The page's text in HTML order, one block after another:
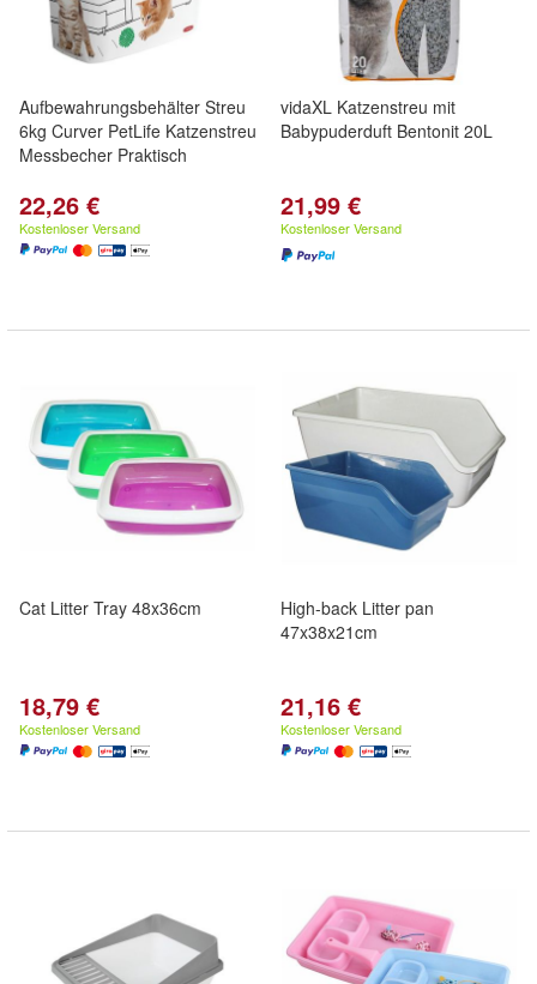
Aufbewahrungsbehälter Streu
6kg Curver PetLife Katzenstreu
Messbecher Praktisch
22,26 €
Kostenloser Versand
vidaXL Katzenstreu mit
Babypuderduft Bentonit 20L
21,99 €
Kostenloser Versand
Cat Litter Tray 48x36cm
18,79 €
Kostenloser Versand
High-back Litter pan
47x38x21cm
21,16 €
Kostenloser Versand